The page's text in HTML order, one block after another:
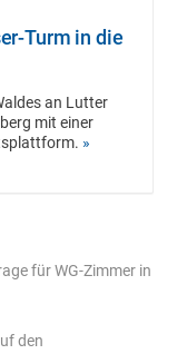
Turm in die
an Lutter
mit einer
»
für WG-Zimmer in
den